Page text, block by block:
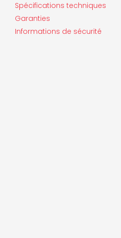
Spécifications techniques
Garanties
Informations de sécurité